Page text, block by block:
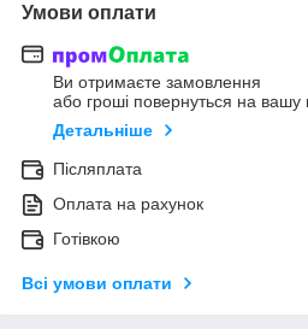
Умови оплати
Ви отримаєте замовлення
або гроші повернуться на вашу
Детальніше
Післяплата
Оплата на рахунок
Готівкою
Всі умови оплати